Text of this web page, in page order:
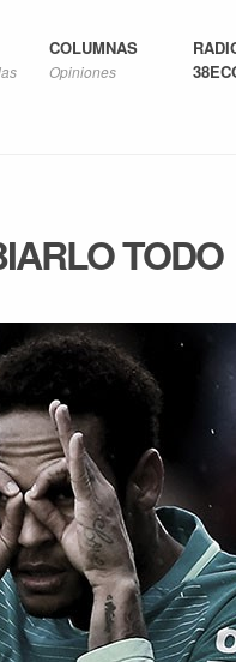
COLUMNAS
Opiniones
TODO